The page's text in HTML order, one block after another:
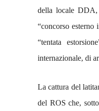
della locale DDA,
“concorso esterno
“tentata
internazionale, di
La cattura del
del ROS che,